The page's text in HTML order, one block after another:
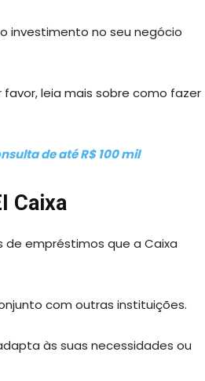
investimento no seu negócio
leia mais sobre como fazer
de até R$ 100 mil
Caixa
empréstimos que a Caixa
com outras instituições.
às suas necessidades ou